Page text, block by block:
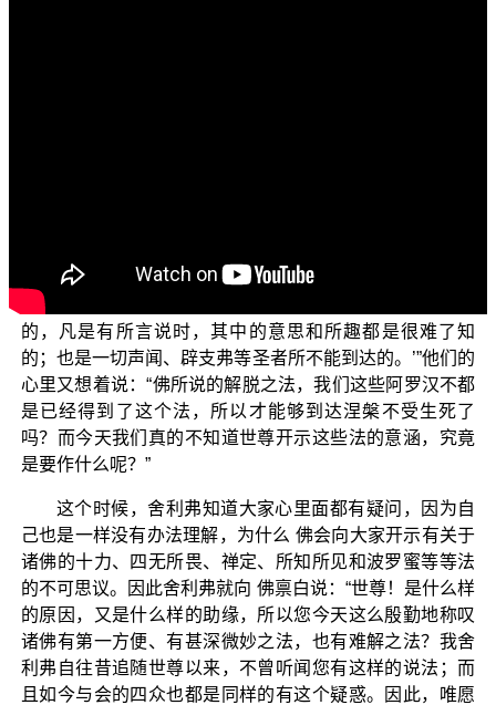
的想法，想说：“世尊是为了什么缘故，这么殷勤地称叹，
又以言语方便来说：‘佛所证得的法是甚深而且极难理解
的，凡是有所言说时，其中的意思和所趣都是很难了知
的；也是一切声闻、辟支弗等圣者所不能到达的。’”他们的
心里又想着说：“佛所说的解脱之法，我们这些阿罗汉不都
是已经得到了这个法，所以才能够到达涅槃不受生死了
吗？而今天我们真的不知道世尊开示这些法的意涵，究竟
是要作什么呢？”
这个时候，舍利弗知道大家心里面都有疑问，因为自
己也是一样没有办法理解，为什么 佛会向大家开示有关于
诸佛的十力、四无所畏、禅定、所知所见和波罗蜜等等法
的不可思议。因此舍利弗就向 佛禀白说：“世尊！是什么样
的原因，又是什么样的助缘，所以您今天这么殷勤地称叹
诸佛有第一方便、有甚深微妙之法，也有难解之法？我舍
利弗自往昔追随世尊以来，不曾听闻您有这样的说法；而
且如今与会的四众也都是同样的有这个疑惑。因此，唯愿